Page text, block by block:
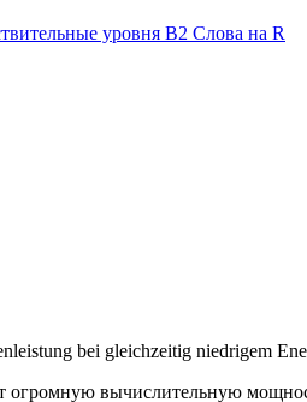
уровня B2 Слова на R
bei gleichzeitig niedrigem
вычислительную